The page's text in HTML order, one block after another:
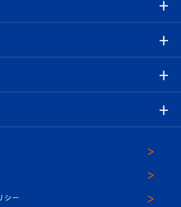
ール
長崎おもてなしガイド
ー
メ
ァンクラブ）
イート
ップ
らせ
ンスタグラム
シー